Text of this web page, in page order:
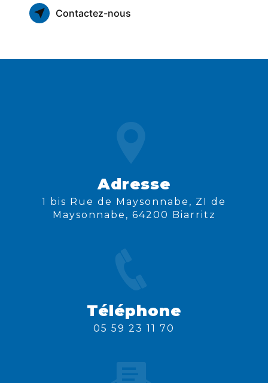
Contactez-nous
Adresse
1 bis Rue de Maysonnabe, ZI de
Maysonnabe, 64200 Biarritz
Téléphone
05 59 23 11 70